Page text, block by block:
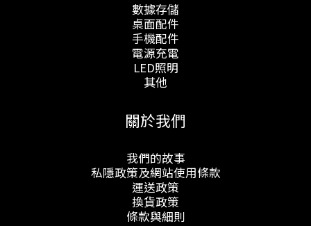
數據存儲
桌面配件
手機配件
電源充電
LED照明
其他
關於我們
我們的故事
私隱政策及網站使用條款
運送政策
換貨政策
條款與細則